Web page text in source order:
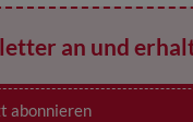
an und
abonnieren